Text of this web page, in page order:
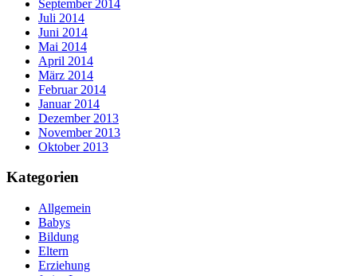
September 2014
Juli 2014
Juni 2014
Mai 2014
April 2014
März 2014
Februar 2014
Januar 2014
Dezember 2013
November 2013
Oktober 2013
Kategorien
Allgemein
Babys
Bildung
Eltern
Erziehung